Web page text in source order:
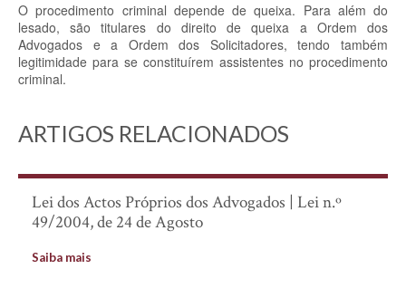
O procedimento criminal depende de queixa. Para além do
lesado, são titulares do direito de queixa a Ordem dos
Advogados e a Ordem dos Solicitadores, tendo também
legitimidade para se constituírem assistentes no procedimento
criminal.
ARTIGOS RELACIONADOS
Lei dos Actos Próprios dos Advogados | Lei n.º
49/2004, de 24 de Agosto
Saiba mais